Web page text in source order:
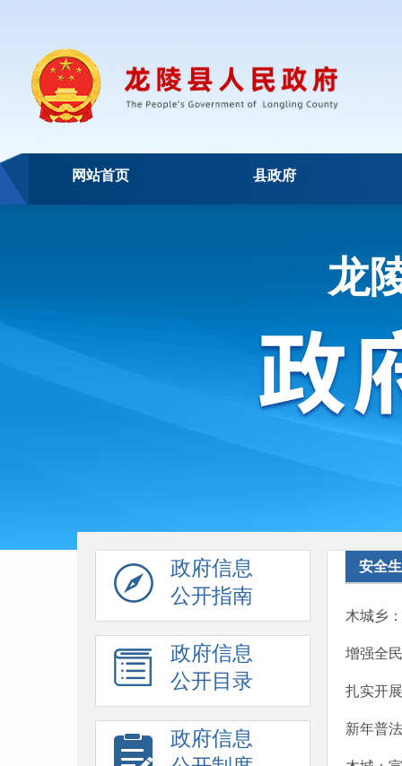
网站首页 县政府
龙
政府信息
公开指南
政府信息
公开目录
政府信息
安全
木城乡
增强全
扎实开
新年普